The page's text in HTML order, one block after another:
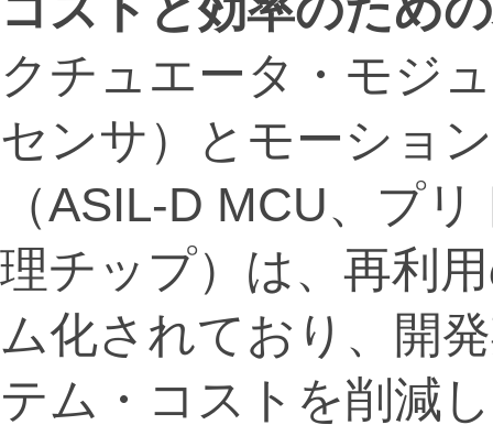
クチュエータ・モジ
センサ）とモーショ
（ASIL-D MCU、プ
理チップ）は、再利
ム化されており、開
テム・コストを削減